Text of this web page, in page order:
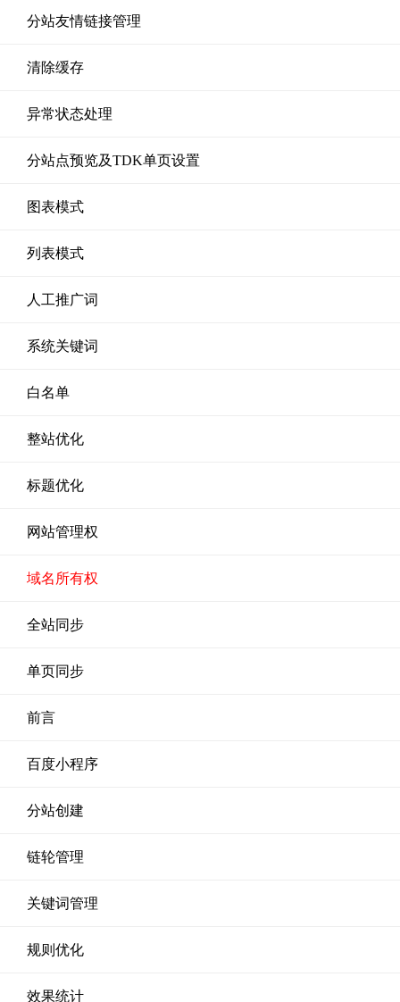
分站友情链接管理
清除缓存
异常状态处理
分站点预览及TDK单页设置
图表模式
列表模式
人工推广词
系统关键词
白名单
整站优化
标题优化
网站管理权
域名所有权
全站同步
单页同步
前言
百度小程序
分站创建
链轮管理
关键词管理
规则优化
效果统计